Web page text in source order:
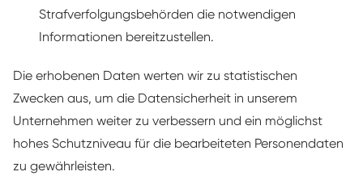
Strafverfolgungsbehörden die notwendigen
Informationen bereitzustellen.
Die erhobenen Daten werten wir zu statistischen
Zwecken aus, um die Datensicherheit in unserem
Unternehmen weiter zu verbessern und ein möglichst
hohes Schutzniveau für die bearbeiteten Personendaten
zu gewährleisten.